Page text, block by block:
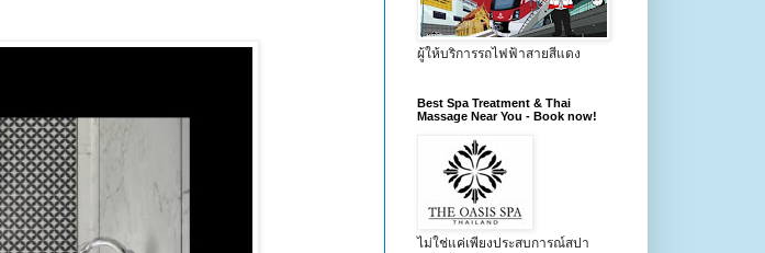
ผู้ให้บริการรถไฟฟ้าสายสีแดง
Best Spa Treatment & Thai
Massage Near You - Book now!
ไม่ใช่แค่เพียงประสบการณ์สปา